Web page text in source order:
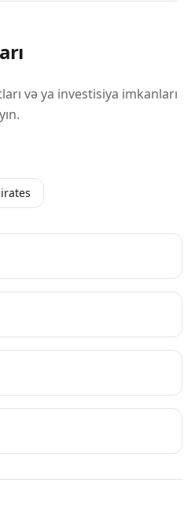
və ya investisiya imkanları